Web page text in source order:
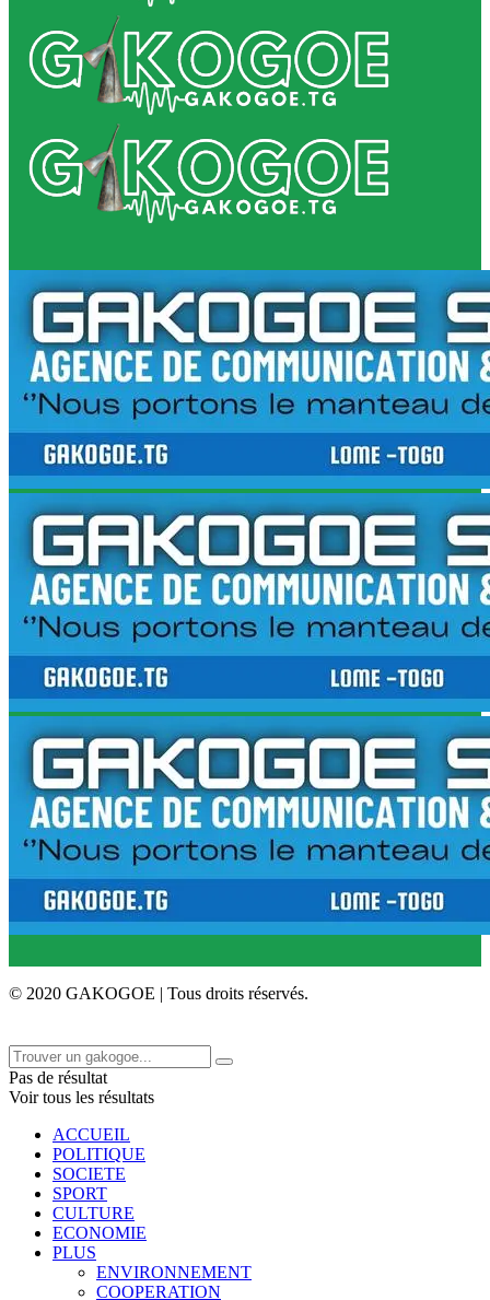
© 2020 GAKOGOE | Tous droits réservés.
Pas de résultat
Voir tous les résultats
ACCUEIL
POLITIQUE
SOCIETE
SPORT
CULTURE
ECONOMIE
PLUS
ENVIRONNEMENT
COOPERATION